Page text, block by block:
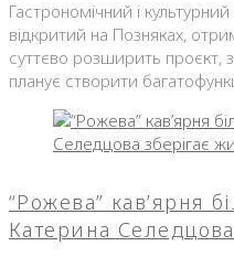
Гастрономічний і
відкритий на Позняках,
суттєво розширить проєкт,
планує створити
“Рожева” кав’ярня
Катерина